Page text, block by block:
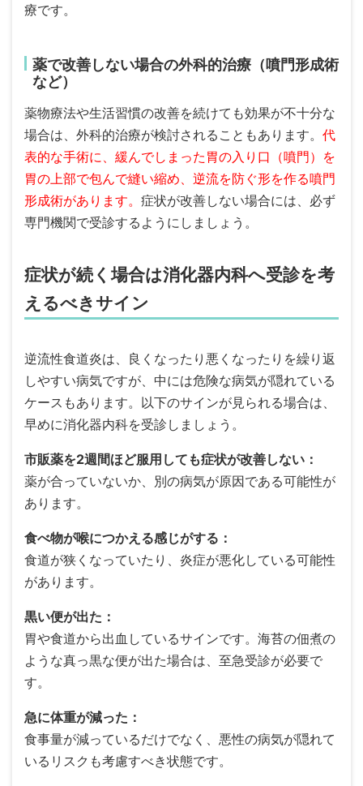
療です。
薬で改善しない場合の外科的治療（噴門形成術
など）
薬物療法や生活習慣の改善を続けても効果が不十分な
場合は、外科的治療が検討されることもあります。 代
表的な手術に、緩んでしまった胃の入り口（噴門）を
胃の上部で包んで縫い縮め、逆流を防ぐ形を作る噴門
形成術があります。 症状が改善しない場合には、必ず
専門機関で受診するようにしましょう。
症状が続く場合は消化器内科へ受診を考
えるべきサイン
逆流性食道炎は、良くなったり悪くなったりを繰り返
しやすい病気ですが、中には危険な病気が隠れている
ケースもあります。以下のサインが見られる場合は、
早めに消化器内科を受診しましょう。
市販薬を2週間ほど服用しても症状が改善しない：
薬が合っていないか、別の病気が原因である可能性が
あります。
食べ物が喉につかえる感じがする：
食道が狭くなっていたり、炎症が悪化している可能性
があります。
黒い便が出た：
胃や食道から出血しているサインです。海苔の佃煮の
ような真っ黒な便が出た場合は、至急受診が必要で
す。
急に体重が減った：
食事量が減っているだけでなく、悪性の病気が隠れて
いるリスクも考慮すべき状態です。